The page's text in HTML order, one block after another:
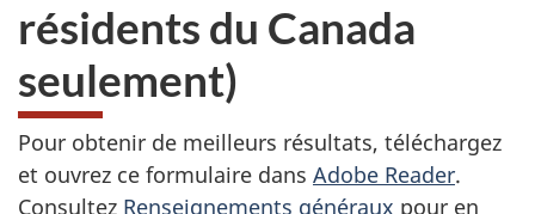
résidents du Canada
seulement)
Pour obtenir de meilleurs résultats, téléchargez
et ouvrez ce formulaire dans Adobe Reader.
Consultez Renseignements généraux pour en